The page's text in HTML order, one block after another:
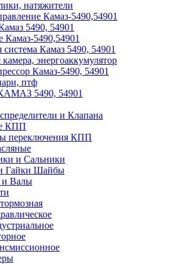
натяжители
Камаз-5490,54901
5490, 54901
Камаз-5490,54901
система Камаз 5490, 54901
энергоаккумулятор
Камаз-5490, 54901
птф
5490, 54901
и Клапана
КПП
переключения КПП
и Сальники
Гайки Шайбы
и Валы